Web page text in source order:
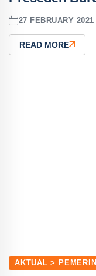
27 FEBRUARY 2021
READ MORE
AKTUAL >